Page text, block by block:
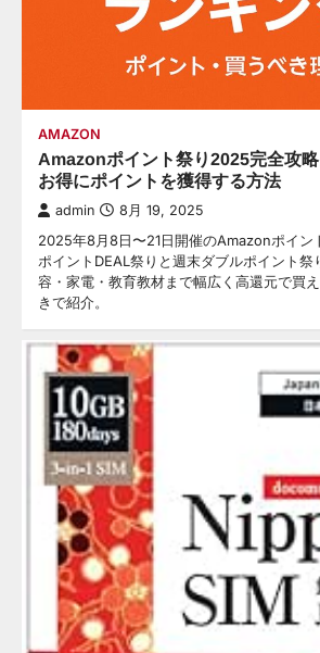
AMAZON
Amazonポイント祭り2025完全攻
お得にポイントを獲得する方法
admin 8月 19, 2025
2025年8月8日〜21日開催のAmazonポイン
ポイントDEAL祭りと週末ダブルポイント祭
容・家電・教育教材まで幅広く高還元で買
きで紹介。